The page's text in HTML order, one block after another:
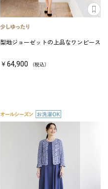
梨地ジョーゼットの上品なワンピース
￥64,900 （税込）